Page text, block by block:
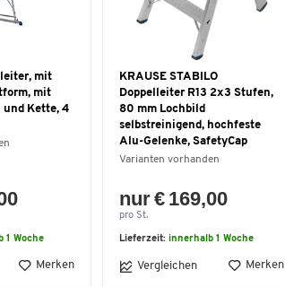
mit
mit
und Kette, 4
1 Woche
Merken
KRAUSE STABILO
Doppelleiter R13 2x3 Stufen,
80 mm Lochbild
selbstreinigend, hochfeste
Alu-Gelenke, SafetyCap
Varianten vorhanden
nur € 169,00
pro St.
Lieferzeit: innerhalb 1 Woche
Vergleichen Merken